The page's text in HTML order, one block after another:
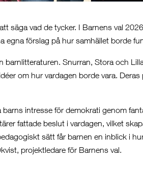
säga vad de tycker. I Barnens val
egna förslag på hur samhället borde
barnlitteraturen. Snurran, Stora och
om hur vardagen borde vara.
intresse för demokrati genom
fattade beslut i vardagen, vilket
sätt får barnen en inblick i
projektledare för Barnens val.